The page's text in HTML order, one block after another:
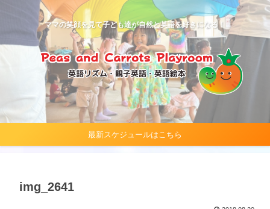
ママの笑顔を見て子ども達が自然と英語を好きになる！
最新スケジュールはこちら
img_2641